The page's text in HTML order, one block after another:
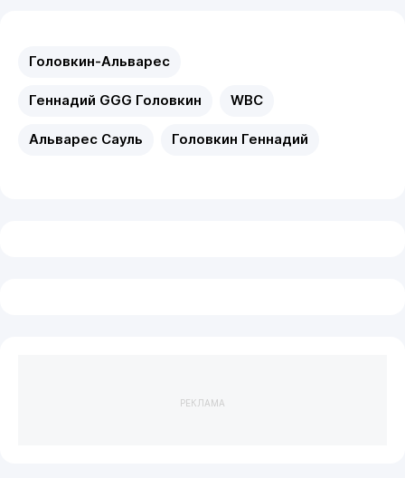
Головкин-Альварес
Геннадий GGG Головкин WBC
Альварес Сауль Головкин Геннадий
РЕКЛАМА